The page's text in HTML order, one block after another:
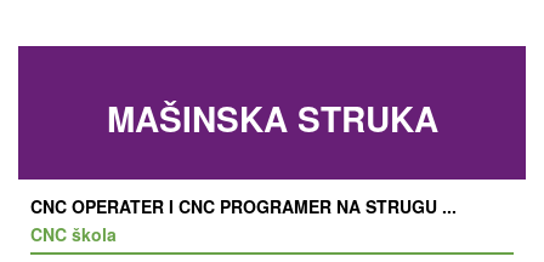
MAŠINSKA STRUKA
CNC OPERATER I CNC PROGRAMER NA STRUGU ...
CNC škola